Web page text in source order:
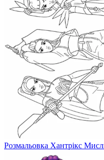
Розмальовка Хантрікс